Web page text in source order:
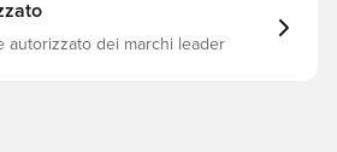
autorizzato dei marchi leader